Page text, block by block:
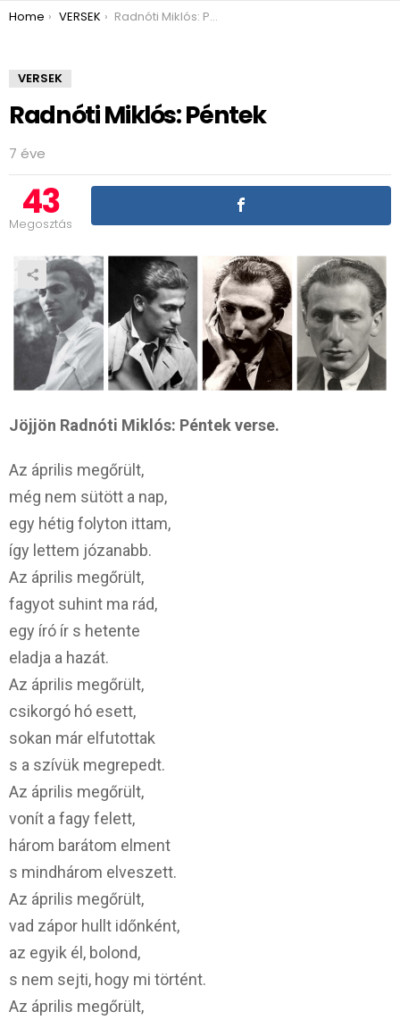
You are here:
Home VERSEK Radnóti Miklós: Péntek
VERSEK
Radnóti Miklós: Péntek
7 éve
43
Megosztás
Jöjjön Radnóti Miklós: Péntek verse.
Az április megőrült,
még nem sütött a nap,
egy hétig folyton ittam,
így lettem józanabb.
Az április megőrült,
fagyot suhint ma rád,
egy író ír s hetente
eladja a hazát.
Az április megőrült,
csikorgó hó esett,
sokan már elfutottak
s a szívük megrepedt.
Az április megőrült,
vonít a fagy felett,
három barátom elment
s mindhárom elveszett.
Az április megőrült,
vad zápor hullt időnként,
az egyik él, bolond,
s nem sejti, hogy mi történt.
Az április megőrült,